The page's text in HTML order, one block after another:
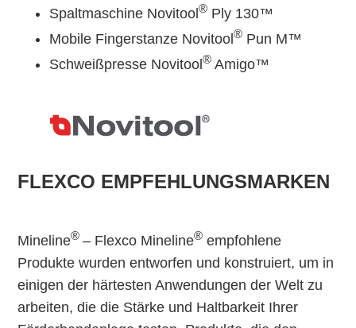
Spaltmaschine Novitool® Ply 130™
Mobile Fingerstanze Novitool® Pun M™
Schweißpresse Novitool® Amigo™
FLEXCO EMPFEHLUNGSMARKEN
Mineline® – Flexco Mineline® empfohlene
Produkte wurden entworfen und konstruiert, um in
einigen der härtesten Anwendungen der Welt zu
arbeiten, die die Stärke und Haltbarkeit Ihrer